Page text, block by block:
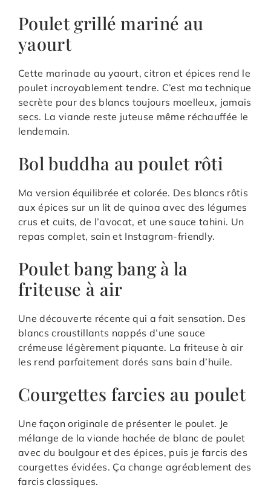
Poulet grillé mariné au
yaourt
Cette marinade au yaourt, citron et épices rend le
poulet incroyablement tendre. C’est ma technique
secrète pour des blancs toujours moelleux, jamais
secs. La viande reste juteuse même réchauffée le
lendemain.
Bol buddha au poulet rôti
Ma version équilibrée et colorée. Des blancs rôtis
aux épices sur un lit de quinoa avec des légumes
crus et cuits, de l’avocat, et une sauce tahini. Un
repas complet, sain et Instagram-friendly.
Poulet bang bang à la
friteuse à air
Une découverte récente qui a fait sensation. Des
blancs croustillants nappés d’une sauce
crémeuse légèrement piquante. La friteuse à air
les rend parfaitement dorés sans bain d’huile.
Courgettes farcies au poulet
Une façon originale de présenter le poulet. Je
mélange de la viande hachée de blanc de poulet
avec du boulgour et des épices, puis je farcis des
courgettes évidées. Ça change agréablement des
farcis classiques.